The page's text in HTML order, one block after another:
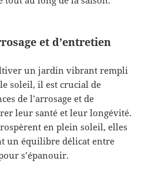
et d’entretien
un jardin vibrant rempli
soleil, il est crucial de
de l’arrosage et de
leur santé et leur longévité.
en plein soleil, elles
un équilibre délicat entre
s’épanouir.